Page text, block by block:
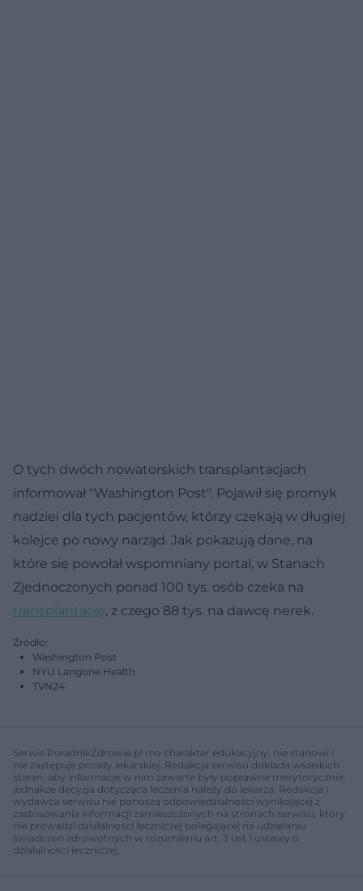
O tych dwóch nowatorskich transplantacjach
informował "Washington Post". Pojawił się promyk
nadziei dla tych pacjentów, którzy czekają w długiej
kolejce po nowy narząd. Jak pokazują dane, na
które się powołał wspomniany portal, w Stanach
Zjednoczonych ponad 100 tys. osób czeka na
transplantację, z czego 88 tys. na dawcę nerek.
Źródło:
Washington Post
NYU Langone Health
TVN24
Serwis PoradnikZdrowie.pl ma charakter edukacyjny, nie stanowi i
nie zastępuje porady lekarskiej. Redakcja serwisu dokłada wszelkich
starań, aby informacje w nim zawarte były poprawne merytorycznie,
jednakże decyzja dotycząca leczenia należy do lekarza. Redakcja i
wydawca serwisu nie ponoszą odpowiedzialności wynikającej z
zastosowania informacji zamieszczonych na stronach serwisu, który
nie prowadzi działalności leczniczej polegającej na udzielaniu
świadczeń zdrowotnych w rozumieniu art. 3 ust 1 ustawy o
działalności leczniczej.